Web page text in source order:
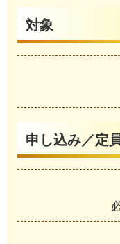
対象
申し込み／定